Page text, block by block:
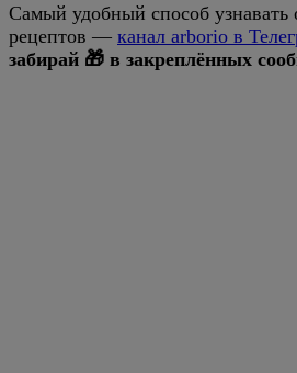
Самый удобный способ узнавать
рецептов — канал arborio в
забирай 🎁 в закреплённых